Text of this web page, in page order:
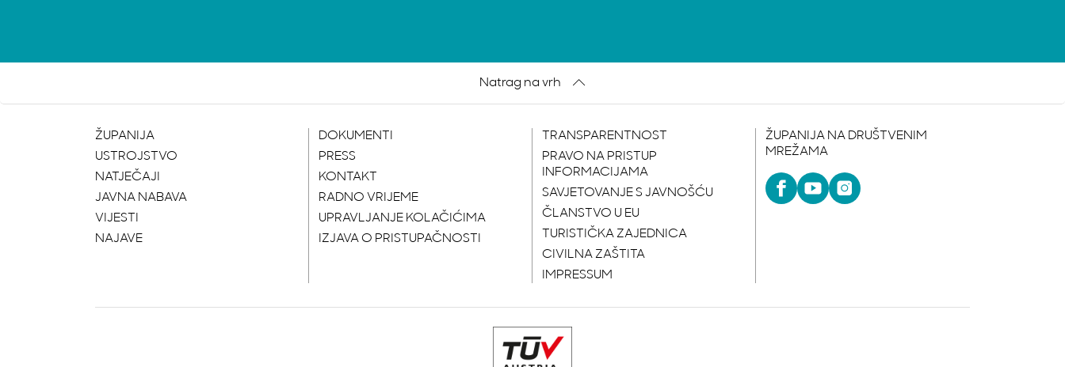
Natrag na vrh
ŽUPANIJA
USTROJSTVO
NATJEČAJI
JAVNA NABAVA
VIJESTI
NAJAVE
DOKUMENTI
PRESS
KONTAKT
RADNO VRIJEME
UPRAVLJANJE KOLAČIĆIMA
IZJAVA O PRISTUPAČNOSTI
TRANSPARENTNOST
PRAVO NA PRISTUP
INFORMACIJAMA
SAVJETOVANJE S JAVNOŠĆU
ČLANSTVO U EU
TURISTIČKA ZAJEDNICA
CIVILNA ZAŠTITA
IMPRESSUM
ŽUPANIJA NA DRUŠTVENIM
MREŽAMA